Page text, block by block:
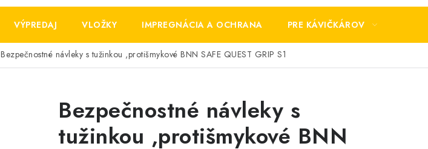
VÝPREDAJ VLOŽKY IMPREGNÁCIA A OCHRANA PRE KÁVIČKÁROV
Bezpečnostné návleky s tužinkou ,protišmykové BNN SAFE QUEST GRIP S1
Bezpečnostné návleky s
tužinkou ,protišmykové BNN